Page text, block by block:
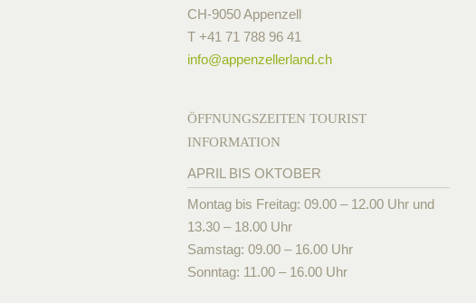
CH-9050 Appenzell
T +41 71 788 96 41
info@appenzellerland.ch
ÖFFNUNGSZEITEN TOURIST
INFORMATION
APRIL BIS OKTOBER
Montag bis Freitag: 09.00 – 12.00 Uhr und
13.30 – 18.00 Uhr
Samstag: 09.00 – 16.00 Uhr
Sonntag: 11.00 – 16.00 Uhr